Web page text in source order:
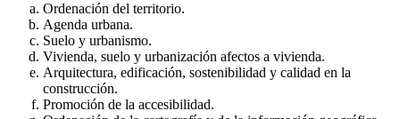
Ordenación del territorio.
Agenda urbana.
Suelo y urbanismo.
Vivienda, suelo y urbanización afectos a vivienda.
Arquitectura, edificación, sostenibilidad y calidad en la
construcción.
Promoción de la accesibilidad.